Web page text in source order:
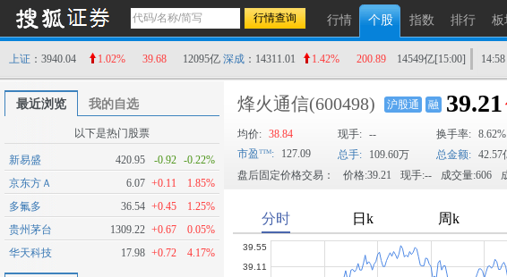
行情 个股 指数 排行 板
上证 ：3940.04 1.02% 39.68 12095亿 深成 ：14311.01 1.42% 200.89 14549亿[15:00] 14:58
14:56
14:56
14:56
14:56
14:55
14:54
最近浏览 我的自选
以下是热门股票
新易盛 420.95 -0.92 -0.22%
京东方Ａ
6.07 +0.11
1.85%
多氟多
36.54 +0.45
1.25%
贵州茅台
1309.22 +0.67
0.05%
华天科技
17.98 +0.72 4.17%
烽火通信(600498) 沪股通 融 39.21
均价: 38.84 现手: -- 换手率: 8.62%
市盈
: 127.09 总手: 109.60万 总金额: 42.57
盘后固定价格交易：
价格:39.21 现手:-- 成交量:606